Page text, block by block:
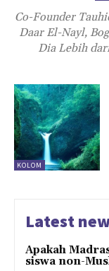
Co-Founder
Daar El-Nayl,
Dia Lebih
KOLOM
Latest
Apakah
siswa non-